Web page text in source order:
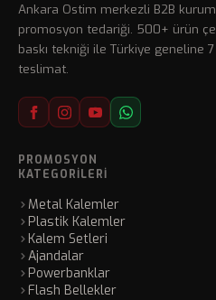
Ankara Ostim merkezli B2B
promosyon tedariği. 500+ ürün
baskı tekniği ile Türkiye geneline
teslimat.
PROMOSYON
KATEGORILERI
Metal Kalemler
Plastik Kalemler
Kalem Setleri
Ajandalar
Powerbanklar
Flash Bellekler